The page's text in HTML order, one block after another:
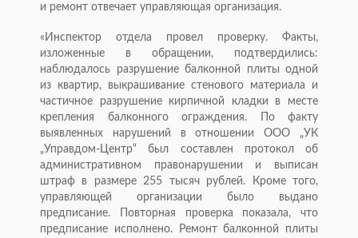
и ремонт отвечает управляющая организация.
«Инспектор отдела провел проверку. Факты,
изложенные в обращении, подтвердились:
наблюдалось разрушение балконной плиты одной
из квартир, выкрашивание стенового материала и
частичное разрушение кирпичной кладки в месте
крепления балконного ограждения. По факту
выявленных нарушений в отношении ООО „УК
„Управдом-Центр“ был составлен протокол об
административном правонарушении и выписан
штраф в размере 255 тысяч рублей. Кроме того,
управляющей организации было выдано
предписание. Повторная проверка показала, что
предписание исполнено. Ремонт балконной плиты